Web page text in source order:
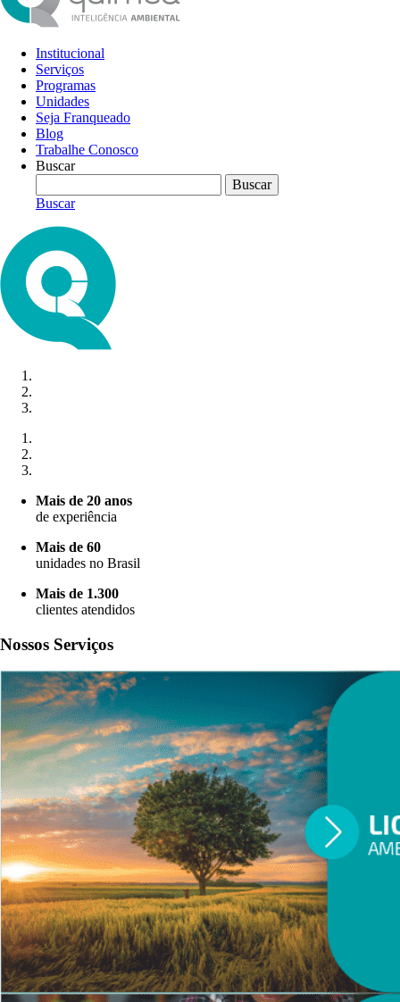
Institucional
Serviços
Programas
Unidades
Seja Franqueado
Blog
Trabalhe Conosco
Buscar
Buscar
Mais de 20 anos
de experiência
Mais de 60
unidades no Brasil
Mais de 1.300
clientes atendidos
Nossos Serviços